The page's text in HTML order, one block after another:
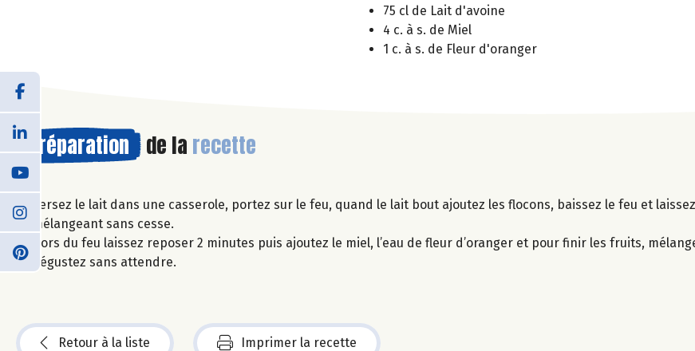
75 cl de Lait d'avoine
4 c. à s. de Miel
1 c. à s. de Fleur d'oranger
Préparation de la recette
Versez le lait dans une casserole, portez sur le feu, quand le lait bout ajoutez les flocons, baissez le feu et
mélangeant sans cesse.
Hors du feu laissez reposer 2 minutes puis ajoutez le miel, l’eau de fleur d’oranger et pour finir les fruits,
dégustez sans attendre.
Retour à la liste Imprimer la recette